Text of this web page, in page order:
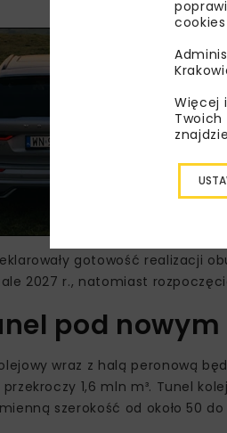
gotowość realizacji
2027 r., natomiast
pod
wraz z halą peronową
1,6 mln m³. Tunel
szerokość od około 50 do
Więcej